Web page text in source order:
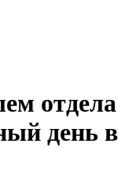
отдела
день в